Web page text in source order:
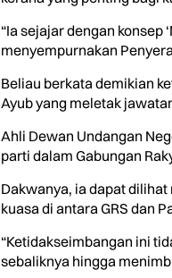
“Ia sejajar dengan konsep
menyempurnakan
Beliau berkata demikian
Ayub yang meletak
Ahli Dewan Undangan
parti dalam Gabungan
Dakwanya, ia dapat
kuasa di antara GRS dan
“Ketidakseimbangan ini
sebaliknya hingga